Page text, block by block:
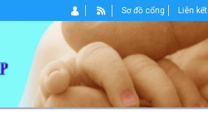
Sơ đồ cổng Liên kết